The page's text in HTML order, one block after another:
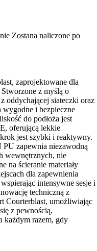
Zostana naliczone po
zaprojektowane dla
z myślą o
oddychającej siateczki oraz
i bezpieczne
do podłoża jest
oferującą lekkie
jest szybki i reaktywny.
zapewnia niezawodną
wewnętrznych, nie
na ścieranie materiały
dla zapewnienia
intensywne sesje i
techniczną z
Courterblast, umożliwiając
z pewnością,
każdym razem, gdy